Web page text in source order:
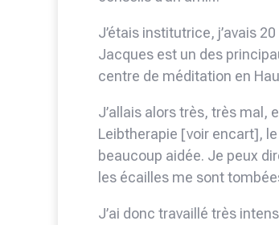
J’étais institutrice, j’avais
Jacques est un des
centre de méditation en
J’allais alors très, très mal,
Leibtherapie [voir encart],
beaucoup aidée. Je peux
les écailles me sont
J’ai donc travaillé très